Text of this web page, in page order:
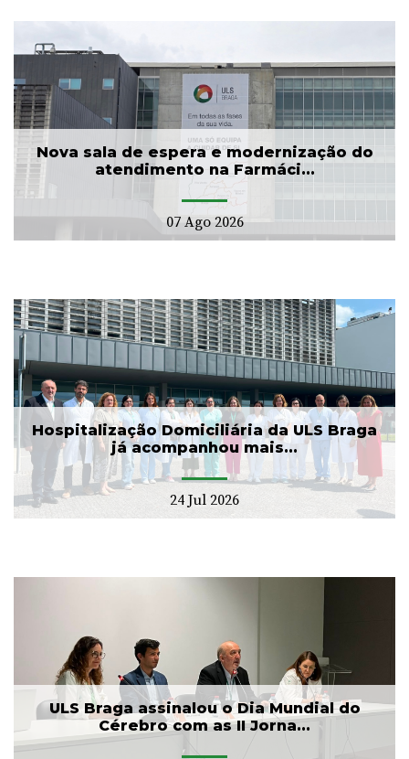
Nova sala de espera e modernização do
atendimento na Farmáci...
07 Ago 2026
Hospitalização Domiciliária da ULS Braga
já acompanhou mais...
24 Jul 2026
ULS Braga assinalou o Dia Mundial do
Cérebro com as II Jorna...